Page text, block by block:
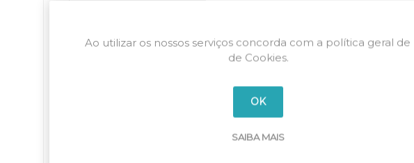
BSMLNM40 Porca Metálica com rosca M 40
Ao utilizar os nossos serviços concorda com a política geral de
de Cookies.
OK
SAIBA MAIS